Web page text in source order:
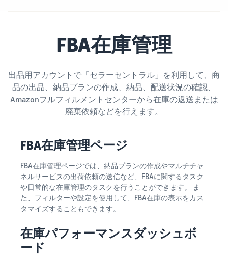
FBA在庫管理
出品用アカウントで「セラーセントラル」を利用して、商
品の出品、納品プランの作成、納品、配送状況の確認、
Amazonフルフィルメントセンターから在庫の返送または
廃棄依頼などを行えます。
FBA在庫管理ページ
FBA在庫管理ページでは、納品プランの作成やマルチチャ
ネルサービスの出荷依頼の送信など、FBAに関するタスク
や日常的な在庫管理のタスクを行うことができます。 ま
た、フィルターや設定を使用して、FBA在庫の表示をカス
タマイズすることもできます。
在庫パフォーマンスダッシュボ
ード